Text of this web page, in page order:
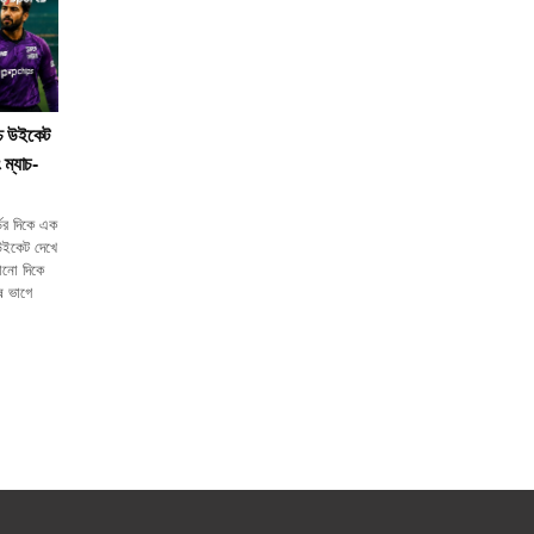
উইকেট
ম্যাচ-
দিকে এক
দেখে
দিকে
ভাগে